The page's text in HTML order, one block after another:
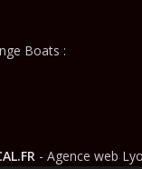
Boats :
- Agence web